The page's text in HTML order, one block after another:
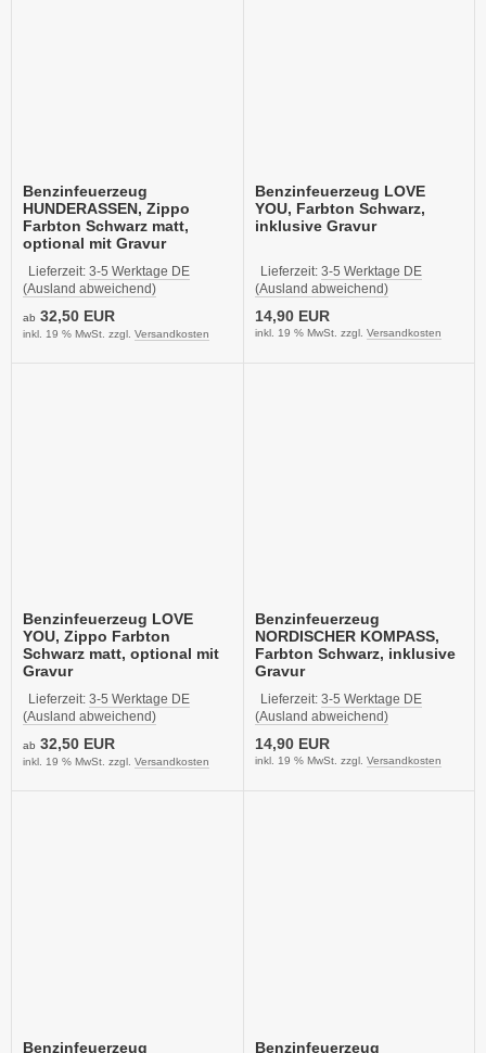
Benzinfeuerzeug
HUNDERASSEN, Zippo
Farbton Schwarz matt,
optional mit Gravur
Lieferzeit: 3-5 Werktage DE
(Ausland abweichend)
ab 32,50 EUR
inkl. 19 % MwSt. zzgl. Versandkosten
Benzinfeuerzeug LOVE
YOU, Farbton Schwarz,
inklusive Gravur
Lieferzeit: 3-5 Werktage DE
(Ausland abweichend)
14,90 EUR
inkl. 19 % MwSt. zzgl. Versandkosten
Benzinfeuerzeug LOVE
YOU, Zippo Farbton
Schwarz matt, optional mit
Gravur
Lieferzeit: 3-5 Werktage DE
(Ausland abweichend)
ab 32,50 EUR
inkl. 19 % MwSt. zzgl. Versandkosten
Benzinfeuerzeug
NORDISCHER KOMPASS,
Farbton Schwarz, inklusive
Gravur
Lieferzeit: 3-5 Werktage DE
(Ausland abweichend)
14,90 EUR
inkl. 19 % MwSt. zzgl. Versandkosten
Benzinfeuerzeug Benzinfeuerzeug